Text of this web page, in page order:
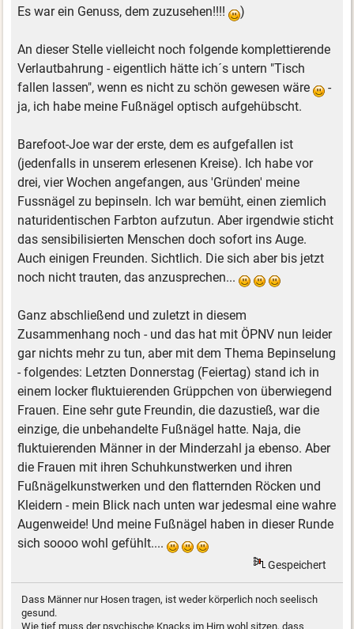
Es war ein Genuss, dem zuzusehen!!!! )
An dieser Stelle vielleicht noch folgende komplettierende
Verlautbahrung - eigentlich hätte ich´s untern "Tisch
fallen lassen", wenn es nicht zu schön gewesen wäre
-
ja, ich habe meine Fußnägel optisch aufgehübscht.
Barefoot-Joe war der erste, dem es aufgefallen ist
(jedenfalls in unserem erlesenen Kreise). Ich habe vor
drei, vier Wochen angefangen, aus 'Gründen' meine
Fussnägel zu bepinseln. Ich war bemüht, einen ziemlich
naturidentischen Farbton aufzutun. Aber irgendwie sticht
das sensibilisierten Menschen doch sofort ins Auge.
Auch einigen Freunden. Sichtlich. Die sich aber bis jetzt
noch nicht trauten, das anzusprechen...
Ganz abschließend und zuletzt in diesem
Zusammenhang noch - und das hat mit ÖPNV nun leider
gar nichts mehr zu tun, aber mit dem Thema Bepinselung
- folgendes: Letzten Donnerstag (Feiertag) stand ich in
einem locker fluktuierenden Grüppchen von überwiegend
Frauen. Eine sehr gute Freundin, die dazustieß, war die
einzige, die unbehandelte Fußnägel hatte. Naja, die
fluktuierenden Männer in der Minderzahl ja ebenso. Aber
die Frauen mit ihren Schuhkunstwerken und ihren
Fußnägelkunstwerken und den flatternden Röcken und
Kleidern - mein Blick nach unten war jedesmal eine wahre
Augenweide! Und meine Fußnägel haben in dieser Runde
sich soooo wohl gefühlt....
Gespeichert
Dass Männer nur Hosen tragen, ist weder körperlich noch seelisch
gesund.
Wie tief muss der psychische Knacks im Hirn wohl sitzen, dass